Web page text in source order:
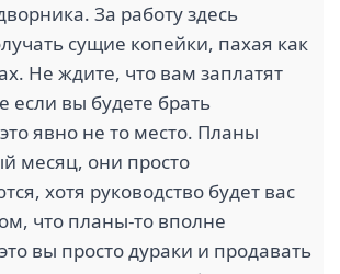
За работу здесь
сущие копейки, пахая как
Не ждите, что вам заплатят
если вы будете брать
явно не то место. Планы
месяц, они просто
хотя руководство будет вас
что планы-то вполне
вы просто дураки и продавать